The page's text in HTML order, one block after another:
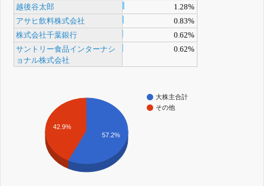
越後谷太郎
1.28%
アサヒ飲料株式会社
0.83%
株式会社千葉銀行
0.62%
サントリー食品インターナシ
ョナル株式会社
0.62%
大株主合計
その他
42.9%
57.2%